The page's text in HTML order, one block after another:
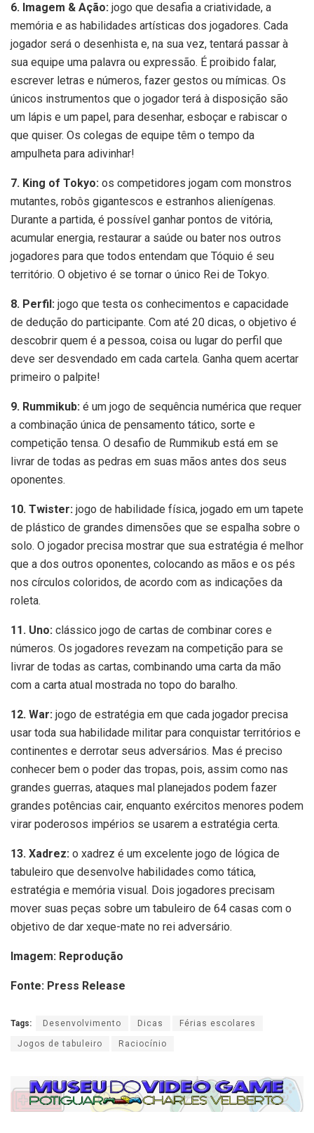
6. Imagem & Ação: jogo que desafia a criatividade, a
memória e as habilidades artísticas dos jogadores. Cada
jogador será o desenhista e, na sua vez, tentará passar à
sua equipe uma palavra ou expressão. É proibido falar,
escrever letras e números, fazer gestos ou mímicas. Os
únicos instrumentos que o jogador terá à disposição são
um lápis e um papel, para desenhar, esboçar e rabiscar o
que quiser. Os colegas de equipe têm o tempo da
ampulheta para adivinhar!
7. King of Tokyo: os competidores jogam com monstros
mutantes, robôs gigantescos e estranhos alienígenas.
Durante a partida, é possível ganhar pontos de vitória,
acumular energia, restaurar a saúde ou bater nos outros
jogadores para que todos entendam que Tóquio é seu
território. O objetivo é se tornar o único Rei de Tokyo.
8. Perfil: jogo que testa os conhecimentos e capacidade
de dedução do participante. Com até 20 dicas, o objetivo é
descobrir quem é a pessoa, coisa ou lugar do perfil que
deve ser desvendado em cada cartela. Ganha quem acertar
primeiro o palpite!
9. Rummikub: é um jogo de sequência numérica que requer
a combinação única de pensamento tático, sorte e
competição tensa. O desafio de Rummikub está em se
livrar de todas as pedras em suas mãos antes dos seus
oponentes.
10. Twister: jogo de habilidade física, jogado em um tapete
de plástico de grandes dimensões que se espalha sobre o
solo. O jogador precisa mostrar que sua estratégia é melhor
que a dos outros oponentes, colocando as mãos e os pés
nos círculos coloridos, de acordo com as indicações da
roleta.
11. Uno: clássico jogo de cartas de combinar cores e
números. Os jogadores revezam na competição para se
livrar de todas as cartas, combinando uma carta da mão
com a carta atual mostrada no topo do baralho.
12. War: jogo de estratégia em que cada jogador precisa
usar toda sua habilidade militar para conquistar territórios e
continentes e derrotar seus adversários. Mas é preciso
conhecer bem o poder das tropas, pois, assim como nas
grandes guerras, ataques mal planejados podem fazer
grandes potências cair, enquanto exércitos menores podem
virar poderosos impérios se usarem a estratégia certa.
13. Xadrez: o xadrez é um excelente jogo de lógica de
tabuleiro que desenvolve habilidades como tática,
estratégia e memória visual. Dois jogadores precisam
mover suas peças sobre um tabuleiro de 64 casas com o
objetivo de dar xeque-mate no rei adversário.
Imagem: Reprodução
Fonte: Press Release
Tags: Desenvolvimento Dicas Férias escolares
Jogos de tabuleiro Raciocínio